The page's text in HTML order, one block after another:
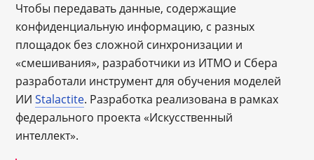
Чтобы передавать данные, содержащие
конфиденциальную информацию, с разных
площадок без сложной синхронизации и
«смешивания», разработчики из ИТМО и Сбера
разработали инструмент для обучения моделей
ИИStalactite. Разработка реализована в рамках
федерального проекта «Искусственный
интеллект».